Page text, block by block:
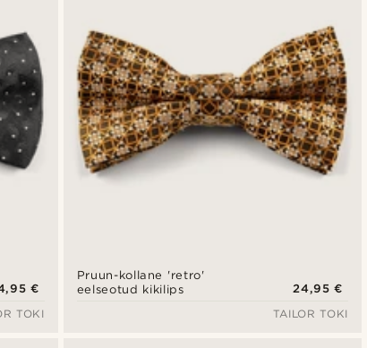
€
TOKI
Pruun-kollane 'retro'
eelseotud kikilips
24,95 €
TAILOR TOKI